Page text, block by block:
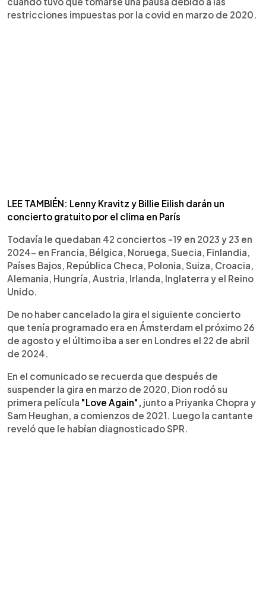
restricciones impuestas por la covid en marzo de 2020.
LEE TAMBIÉN: Lenny Kravitz y Billie Eilish darán un
concierto gratuito por el clima en París
Todavía le quedaban 42 conciertos -19 en 2023 y 23 en
2024- en Francia, Bélgica, Noruega, Suecia, Finlandia,
Países Bajos, República Checa, Polonia, Suiza, Croacia,
Alemania, Hungría, Austria, Irlanda, Inglaterra y el Reino
Unido.
De no haber cancelado la gira el siguiente concierto
que tenía programado era en Ámsterdam el próximo 26
de agosto y el último iba a ser en Londres el 22 de abril
de 2024.
En el comunicado se recuerda que después de
suspender la gira en marzo de 2020, Dion rodó su
primera película "Love Again", junto a Priyanka Chopra y
Sam Heughan, a comienzos de 2021. Luego la cantante
reveló que le habían diagnosticado SPR.